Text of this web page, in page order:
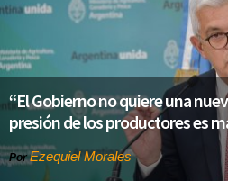
“El Gobierno no quiere una
presión de los productores es
PorEzequiel Morales